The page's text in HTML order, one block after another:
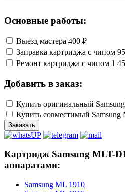
Основные работы:
Выезд мастера 400 ₽
Заправка картриджа с чипом
Ремонт картриджа с чипом 1
Добавить в заказ:
Купить оригинальный
Купить совместимый Samsung
Заказать
Картридж Samsung MLT-
аппаратами:
Samsung ML 1910